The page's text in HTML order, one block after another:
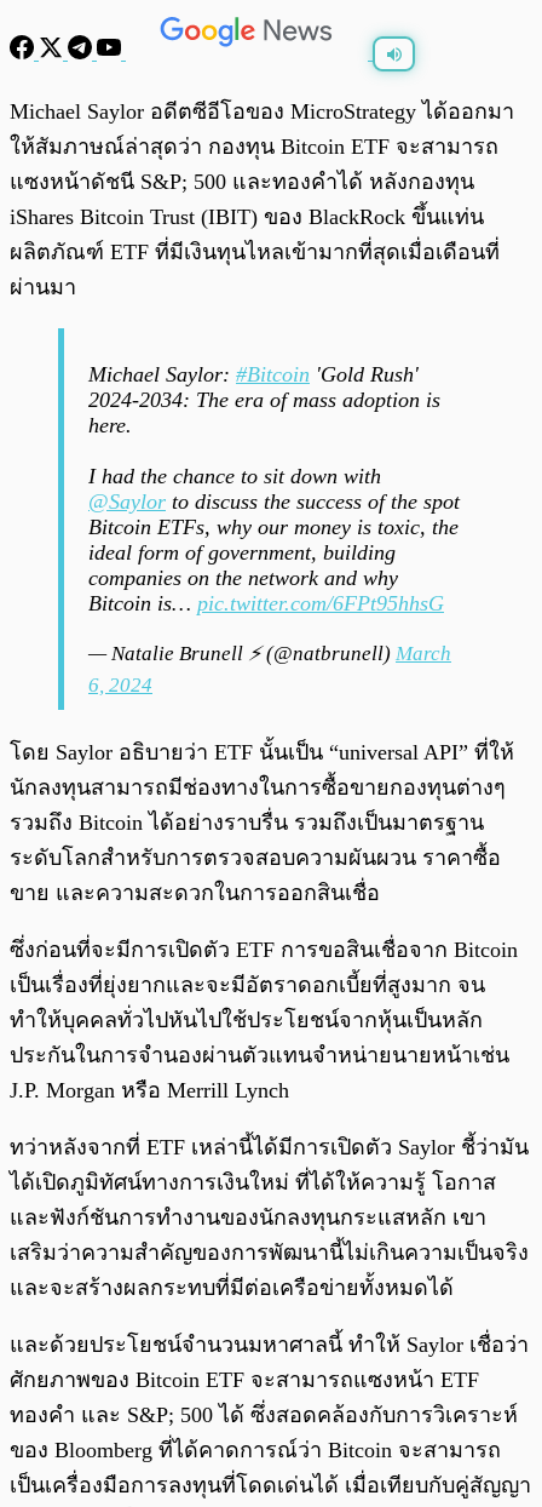
0:00 /
Michael Saylor อดีตซีอีโอของ MicroStrategy ได้ออกมา
ให้สัมภาษณ์ล่าสุดว่า กองทุน Bitcoin ETF จะสามารถ
แซงหน้าดัชนี S&P; 500 และทองคำได้ หลังกองทุน
iShares Bitcoin Trust (IBIT) ของ BlackRock ขึ้นแท่น
ผลิตภัณฑ์ ETF ที่มีเงินทุนไหลเข้ามากที่สุดเมื่อเดือนที่
ผ่านมา
Michael Saylor: #Bitcoin 'Gold Rush'
2024-2034: The era of mass adoption is
here.
I had the chance to sit down with
@Saylor to discuss the success of the spot
Bitcoin ETFs, why our money is toxic, the
ideal form of government, building
companies on the network and why
Bitcoin is… pic.twitter.com/6FPt95hhsG
— Natalie Brunell ⚡️ (@natbrunell) March
6, 2024
โดย Saylor อธิบายว่า ETF นั้นเป็น “universal API” ที่ให้
นักลงทุนสามารถมีช่องทางในการซื้อขายกองทุนต่างๆ
รวมถึง Bitcoin ได้อย่างราบรื่น รวมถึงเป็นมาตรฐาน
ระดับโลกสำหรับการตรวจสอบความผันผวน ราคาซื้อ
ขาย และความสะดวกในการออกสินเชื่อ
ซึ่งก่อนที่จะมีการเปิดตัว ETF การขอสินเชื่อจาก Bitcoin
เป็นเรื่องที่ยุ่งยากและจะมีอัตราดอกเบี้ยที่สูงมาก จน
ทำให้บุคคลทั่วไปหันไปใช้ประโยชน์จากหุ้นเป็นหลัก
ประกันในการจำนองผ่านตัวแทนจำหน่ายนายหน้าเช่น
J.P. Morgan หรือ Merrill Lynch
ทว่าหลังจากที่ ETF เหล่านี้ได้มีการเปิดตัว Saylor ชี้ว่ามัน
ได้เปิดภูมิทัศน์ทางการเงินใหม่ ที่ได้ให้ความรู้ โอกาส
และฟังก์ชันการทำงานของนักลงทุนกระแสหลัก เขา
เสริมว่าความสำคัญของการพัฒนานี้ไม่เกินความเป็นจริง
และจะสร้างผลกระทบที่มีต่อเครือข่ายทั้งหมดได้
และด้วยประโยชน์จำนวนมหาศาลนี้ ทำให้ Saylor เชื่อว่า
ศักยภาพของ Bitcoin ETF จะสามารถแซงหน้า ETF
ทองคำ และ S&P; 500 ได้ ซึ่งสอดคล้องกับการวิเคราะห์
ของ Bloomberg ที่ได้คาดการณ์ว่า Bitcoin จะสามารถ
เป็นเครื่องมือการลงทุนที่โดดเด่นได้ เมื่อเทียบกับคู่สัญญา